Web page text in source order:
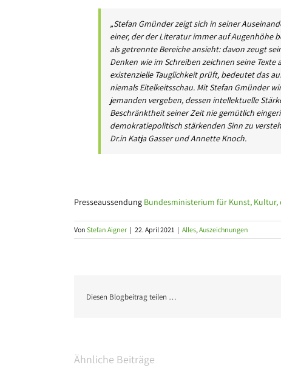
„Stefan Gmünder zeigt sich in seiner
einer, der der Literatur immer auf Augenhöhe
als getrennte Bereiche ansieht: davon zeugt
Denken wie im Schreiben zeichnen seine
existenzielle Tauglichkeit prüft, bedeutet das
niemals Eitelkeitsschau. Mit Stefan Gmünder
jemanden vergeben, dessen intellektuelle
Beschränktheit seiner Zeit nie gemütlich
demokratiepolitisch stärkenden Sinn zu
Dr.in Katja Gasser und Annette Knoch.
Presseaussendung Bundesministerium für Kunst,
Von Stefan Aigner | 22. April 2021 | Alles,Auszeichnungen
Diesen Blogbeitrag teilen …
Ähnliche Beiträge